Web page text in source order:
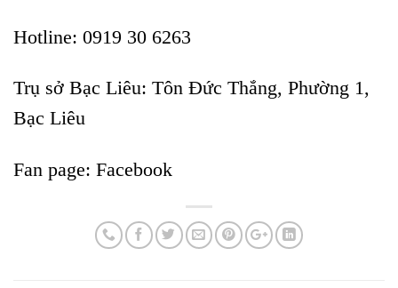
Hotline: 0919 30 6263
Trụ sở Bạc Liêu: Tôn Đức Thắng, Phường 1,
Bạc Liêu
Fan page: Facebook